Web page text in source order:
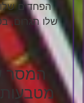
הפחדים
שלו תגרום,
המסר
מטבעות